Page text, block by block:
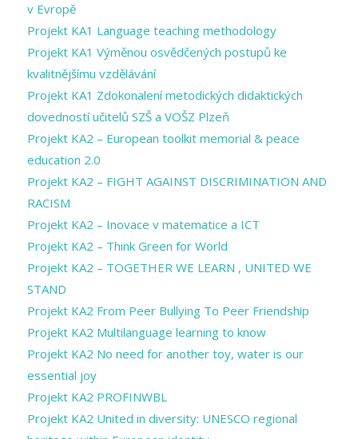
v Evropě
Projekt KA1 Language teaching methodology
Projekt KA1 Výměnou osvědčených postupů ke
kvalitnějšímu vzdělávání
Projekt KA1 Zdokonalení metodických didaktických
dovedností učitelů SZŠ a VOŠZ Plzeň
Projekt KA2 – European toolkit memorial & peace
education 2.0
Projekt KA2 – FIGHT AGAINST DISCRIMINATION AND
RACISM
Projekt KA2 – Inovace v matematice a ICT
Projekt KA2 – Think Green for World
Projekt KA2 – TOGETHER WE LEARN , UNITED WE
STAND
Projekt KA2 From Peer Bullying To Peer Friendship
Projekt KA2 Multilanguage learning to know
Projekt KA2 No need for another toy, water is our
essential joy
Projekt KA2 PROFINWBL
Projekt KA2 United in diversity: UNESCO regional